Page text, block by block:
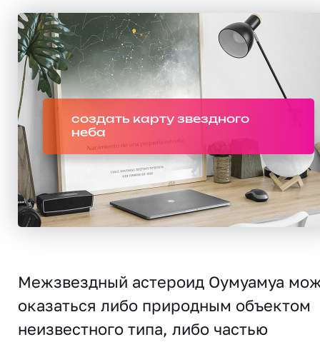
создать карту звездного
неба
Межзвездный астероид Оумуамуа
оказаться либо природным объектом
неизвестного типа, либо частью